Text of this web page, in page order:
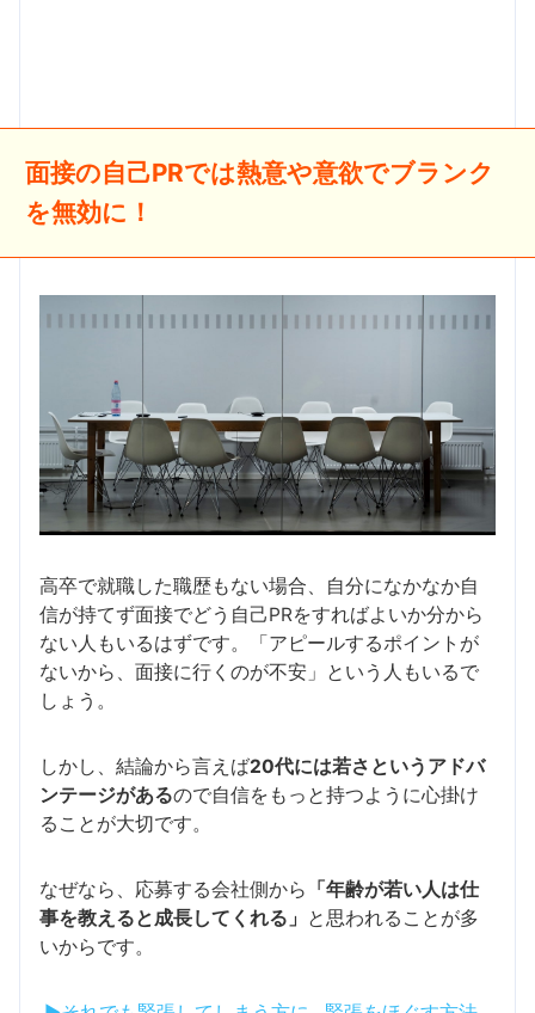
面接の自己PRでは熱意や意欲でブランク
を無効に！
高卒で就職した職歴もない場合、自分になかなか自
信が持てず面接でどう自己PRをすればよいか分から
ない人もいるはずです。「アピールするポイントが
ないから、面接に行くのが不安」という人もいるで
しょう。
しかし、結論から言えば20代には若さというアドバ
ンテージがあるので自信をもっと持つように心掛け
ることが大切です。
なぜなら、応募する会社側から 「年齢が若い人は仕
事を教えると成長してくれる」 と思われることが多
いからです。